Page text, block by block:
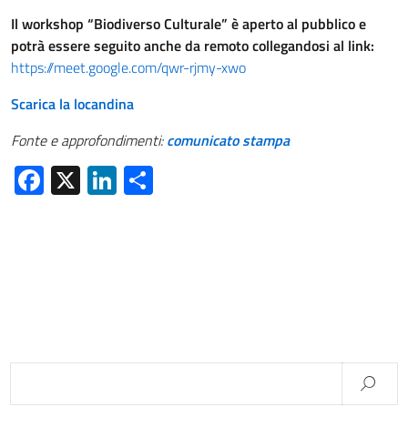
Il workshop “Biodiverso Culturale” è aperto al pubblico e
potrà essere seguito anche da remoto collegandosi al link:
https://meet.google.com/qwr-rjmy-xwo
Scarica la locandina
Fonte e approfondimenti:comunicato stampa
Facebook
X LinkedIn